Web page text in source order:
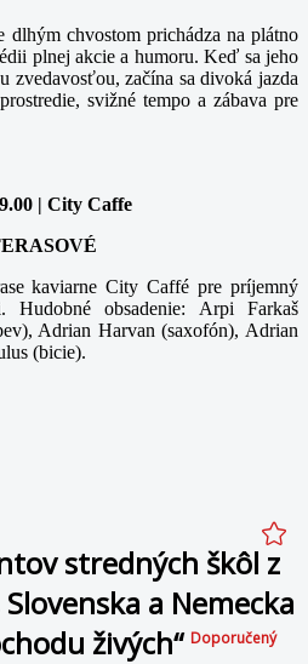
dlhým chvostom prichádza na plátno
plnej akcie a humoru. Keď sa jeho
zvedavosťou, začína sa divoká jazda
svižné tempo a zábava pre
| City Caffe
kaviarne City Caffé pre príjemný
Hudobné obsadenie: Arpi Farkaš
Adrian Harvan (saxofón), Adrian
(bicie).
stredných škôl z
a Nemecka
živých“ Doporučený